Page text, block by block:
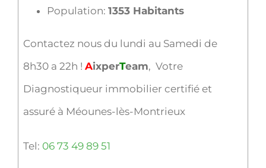
Population: 1353 Habitants
Contactez nous du lundi au Samedi de
8h30 a 22h ! AixperTeam, Votre
Diagnostiqueur immobilier certifié et
assuré à Méounes-lès-Montrieux
Tel: 06 73 49 89 51